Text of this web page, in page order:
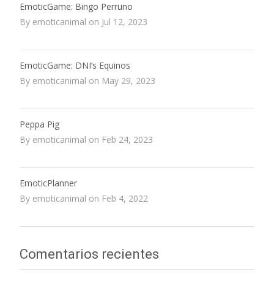
EmoticGame: Bingo Perruno
By emoticanimal on Jul 12, 2023
EmoticGame: DNI’s Equinos
By emoticanimal on May 29, 2023
Peppa Pig
By emoticanimal on Feb 24, 2023
EmoticPlanner
By emoticanimal on Feb 4, 2022
Comentarios recientes